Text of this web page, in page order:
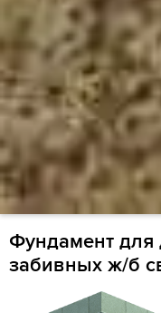
Фундамент
забивных ж/б